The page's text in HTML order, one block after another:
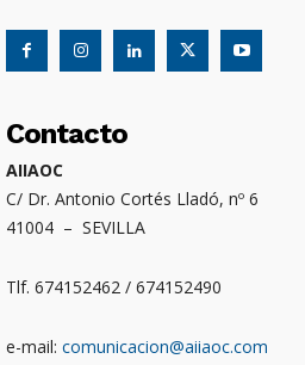
Contacto
AIIAOC
C/ Dr. Antonio Cortés Lladó, nº 6
41004 – SEVILLA
Tlf. 674152462 / 674152490
e-mail: comunicacion@aiiaoc.com